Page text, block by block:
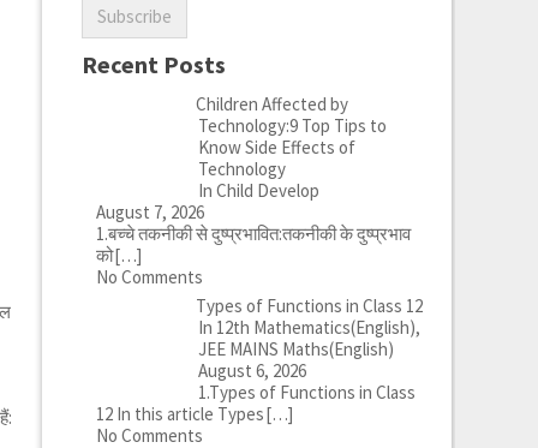
Recent Posts
Children Affected by
Technology:9 Top Tips to
Know Side Effects of
Technology
In Child Develop
August 7, 2026
1.बच्चे तकनीकी से दुष्प्रभावित:तकनीकी के दुष्प्रभाव
को[…]
No Comments
Types of Functions in Class 12
In 12th Mathematics(English),
JEE MAINS Maths(English)
August 6, 2026
1.Types of Functions in Class
12 In this article Types[…]
No Comments